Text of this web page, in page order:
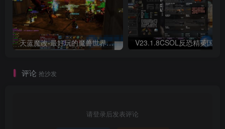
天蓝魔改-最好玩的魔兽世界巫妖王V335精品单机端【最智能的机器人】
评论 抢沙发
请登录后发表评论